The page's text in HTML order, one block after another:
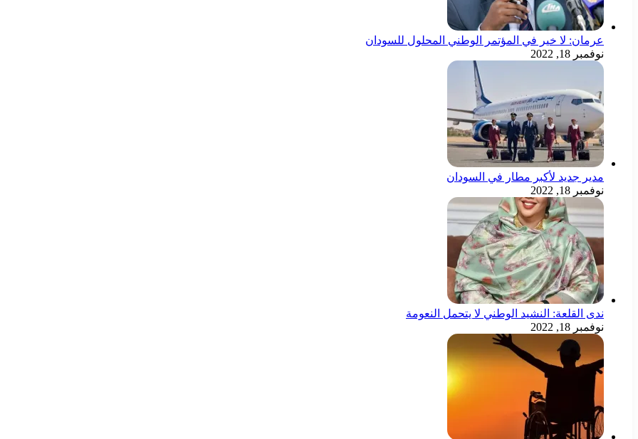
عرمان: لا خير في المؤتمر الوطني المحلول للسودان
نوفمبر 18, 2022
مدير جديد لأكبر مطار في السودان
نوفمبر 18, 2022
ندى القلعة: النشيد الوطني لا يتحمل النعومة
نوفمبر 18, 2022